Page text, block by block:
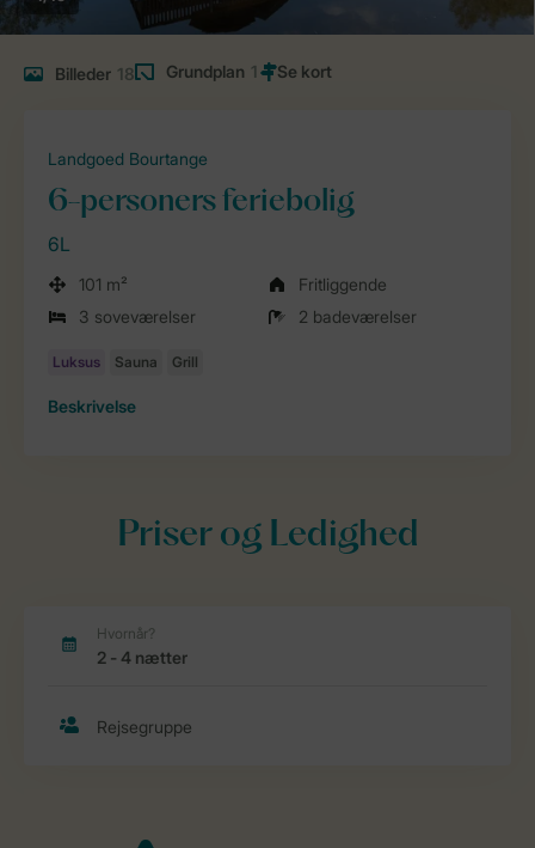
Billeder 18 Grundplan 1
Landgoed Bourtange
6-personers feriebolig
6L
101 m²
Fritliggende
3 soveværelser
2 badeværelser
Beskrivelse
Priser og Ledighed